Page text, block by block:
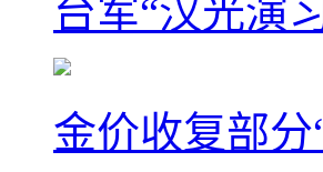
台军“汉光演
金价收复部